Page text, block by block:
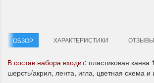
1 июня 2024 11:29
ОБЗОР ХАРАКТЕРИСТИКИ ОТЗЫВЫ
В состав набора входит: пластиковая канва
шерсть/акрил, лента, игла, цветная схема и